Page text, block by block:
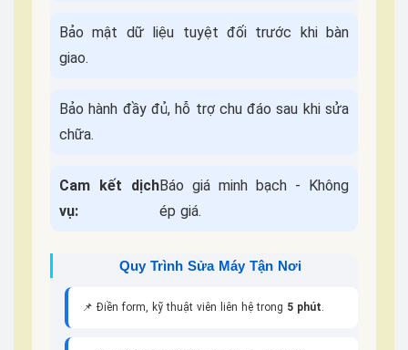
Bảo mật dữ liệu tuyệt đối trước khi bàn
giao.
Bảo hành đầy đủ, hỗ trợ chu đáo sau khi sửa
chữa.
Cam kết dịch
vụ:
Báo giá minh bạch - Không
ép giá.
Quy Trình Sửa Máy Tận Nơi
📌 Điền form, kỹ thuật viên liên hệ trong 5 phút.